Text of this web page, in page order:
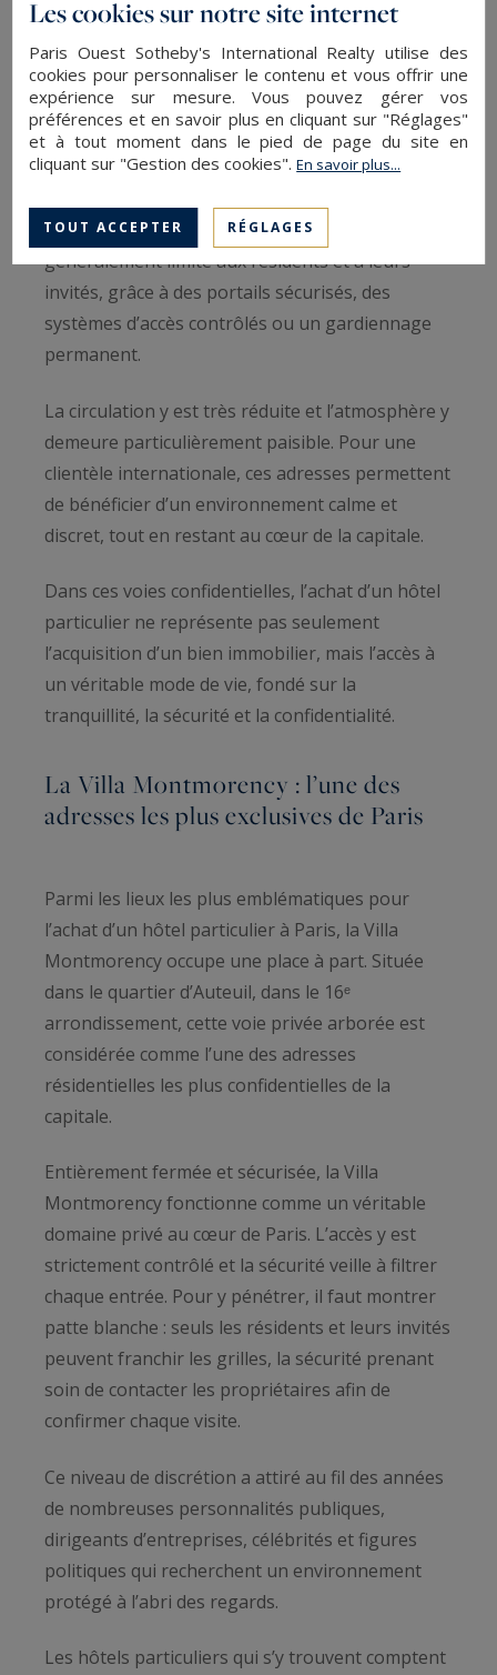
de discrétion et de sécurité. Les propriétés
situées dans des voies privées, des villas fermées
ou des impasses confidentielles figurent parmi
les biens les plus recherchés du marché
immobilier parisien.
de vie particulièrement protégé. L’accès y est
généralement limité aux résidents et à leurs
invités, grâce à des portails sécurisés, des
systèmes d’accès contrôlés ou un gardiennage
permanent.
La circulation y est très réduite et l’atmosphère y
demeure particulièrement paisible. Pour une
clientèle internationale, ces adresses permettent
de bénéficier d’un environnement calme et
discret, tout en restant au cœur de la capitale.
Dans ces voies confidentielles, l’achat d’un hôtel
particulier ne représente pas seulement
l’acquisition d’un bien immobilier, mais l’accès à
un véritable mode de vie, fondé sur la
tranquillité, la sécurité et la confidentialité.
La Villa Montmorency : l’une des
adresses les plus exclusives de Paris
Parmi les lieux les plus emblématiques pour
l’achat d’un hôtel particulier à Paris, la Villa
Montmorency occupe une place à part. Située
dans le quartier d’Auteuil, dans le 16ᵉ
arrondissement, cette voie privée arborée est
considérée comme l’une des adresses
résidentielles les plus confidentielles de la
capitale.
Entièrement fermée et sécurisée, la Villa
Montmorency fonctionne comme un véritable
domaine privé au cœur de Paris. L’accès y est
strictement contrôlé et la sécurité veille à filtrer
chaque entrée. Pour y pénétrer, il faut montrer
patte blanche : seuls les résidents et leurs invités
peuvent franchir les grilles, la sécurité prenant
soin de contacter les propriétaires afin de
confirmer chaque visite.
Ce niveau de discrétion a attiré au fil des années
de nombreuses personnalités publiques,
dirigeants d’entreprises, célébrités et figures
politiques qui recherchent un environnement
protégé à l’abri des regards.
Les hôtels particuliers qui s’y trouvent comptent
Les cookies sur notre site internet
Paris Ouest Sotheby's International Realty utilise des
cookies pour personnaliser le contenu et vous offrir une
expérience sur mesure. Vous pouvez gérer vos
préférences et en savoir plus en cliquant sur "Réglages"
et à tout moment dans le pied de page du site en
cliquant sur "Gestion des cookies".En savoir plus...
TOUT ACCEPTER RÉGLAGES